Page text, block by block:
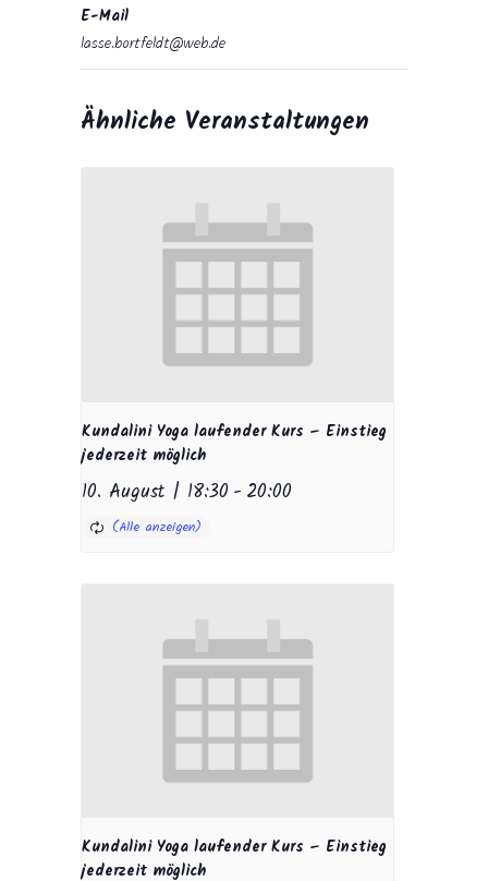
E-Mail
lasse.bortfeldt@web.de
Ähnliche Veranstaltungen
Kundalini Yoga laufender Kurs – Einstieg
jederzeit möglich
10. August | 18:30 -20:00
Kundalini Yoga laufender Kurs – Einstieg
jederzeit möglich